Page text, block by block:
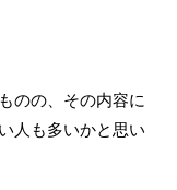
のの、その内容に
人も多いかと思い